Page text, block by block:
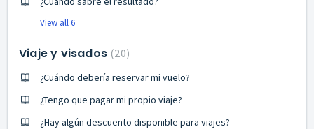
View all 6
Viaje y visados 20
¿Cuándo debería reservar mi vuelo?
¿Tengo que pagar mi propio viaje?
¿Hay algún descuento disponible para viajes?